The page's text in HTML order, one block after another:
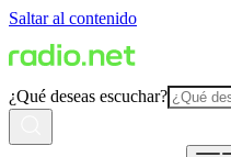
Saltar al contenido
¿Qué deseas escuchar?